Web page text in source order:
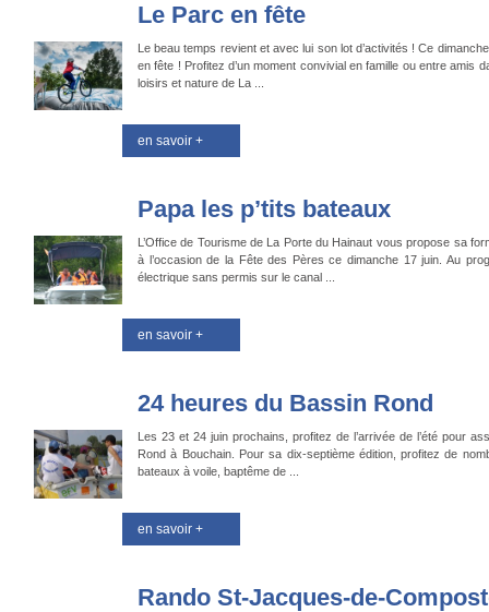
Le Parc en fête
Le beau temps revient et avec lui son lot d’activités ! Ce
en fête ! Profitez d’un moment convivial en famille ou entre amis
loisirs et nature de La ...
en savoir +
Papa les p’tits bateaux
L’Office de Tourisme de La Porte du Hainaut vous propose sa
à l’occasion de la Fête des Pères ce dimanche 17 juin. Au
électrique sans permis sur le canal ...
en savoir +
24 heures du Bassin Rond
Les 23 et 24 juin prochains, profitez de l’arrivée de l’été pour
Rond à Bouchain. Pour sa dix-septième édition, profitez de
bateaux à voile, baptême de ...
en savoir +
Rando St-Jacques-de-